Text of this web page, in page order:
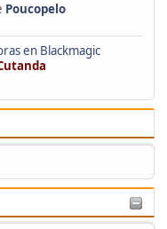
Poucopelo
en Blackmagic